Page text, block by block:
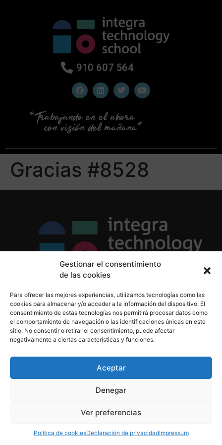
Gestionar el consentimiento
de las cookies
Para ofrecer las mejores experiencias, utilizamos tecnologías como las
cookies para almacenar y/o acceder a la información del dispositivo. El
consentimiento de estas tecnologías nos permitirá procesar datos como
el comportamiento de navegación o las identificaciones únicas en este
sitio. No consentir o retirar el consentimiento, puede afectar
negativamente a ciertas características y funciones.
Aceptar
Denegar
Ver preferencias
Política de cookiesDeclaración de privacidadImpressum
910 607 564
Gracias #8528
Política de Cookies
Aviso Legal
910 607 564
derechos reservados